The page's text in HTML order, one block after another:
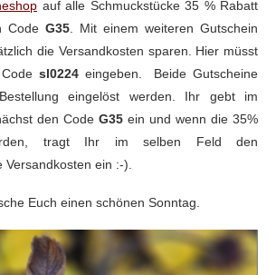
auf alle Schmuckstücke 35 % Rabatt
Code G35. Mit einem weiteren Gutschein
die Versandkosten sparen. Hier müsst
sl0224 eingeben. Beide Gutscheine
eingelöst werden. Ihr gebt im
den Code G35 ein und wenn die 35%
tragt Ihr im selben Feld den
Versandkosten ein :-).
Euch einen schönen Sonntag.